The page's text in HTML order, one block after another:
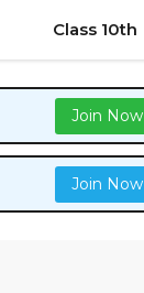
Class 10th
Join Now
Join Now